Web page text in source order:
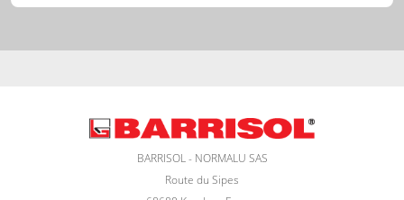
BARRISOL - NORMALU SAS
Route du Sipes